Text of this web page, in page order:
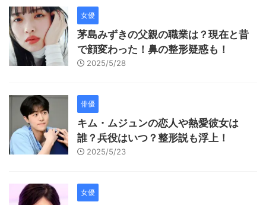
女優
茅島みずきの父親の職業は？現在と昔
で顔変わった！鼻の整形疑惑も！
2025/5/28
俳優
キム・ムジュンの恋人や熱愛彼女は
誰？兵役はいつ？整形説も浮上！
2025/5/23
女優